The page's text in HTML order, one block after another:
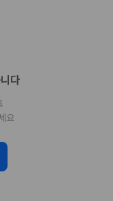
형, SUV, 승합차 등 여행
위치, 반납 편의성을 함께
약할 수 있습니다.
다
요